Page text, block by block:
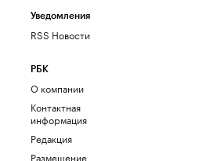
Уведомления
RSS Новости
РБК
О компании
Контактная
информация
Редакция
Размещение